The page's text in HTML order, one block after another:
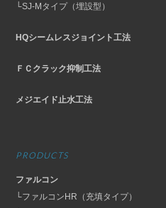
└SJ-Mタイプ（埋設型）
HQシームレスジョイント工法
ＦＣクラック抑制工法
メジエイド止水工法
PRODUCTS
ファルコン
└ファルコンHR（充填タイプ）